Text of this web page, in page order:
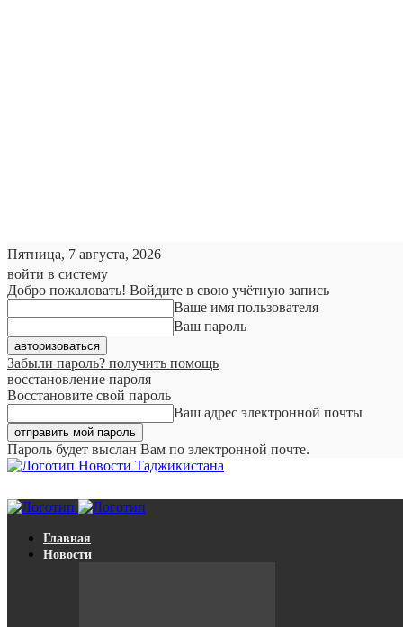
Пятница, 7 августа, 2026
войти в систему
Добро пожаловать! Войдите в свою учётную запись
Ваше имя пользователя
Ваш пароль
Забыли пароль? получить помощь
восстановление пароля
Восстановите свой пароль
Ваш адрес электронной почты
Пароль будет выслан Вам по электронной почте.
Новости Таджикистана
Главная
Новости